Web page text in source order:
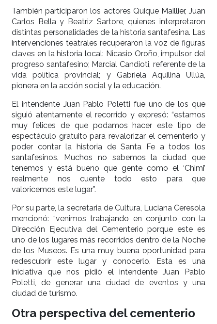
También participaron los actores Quique Maillier, Juan
Carlos Bella y Beatriz Sartore, quienes interpretaron
distintas personalidades de la historia santafesina. Las
intervenciones teatrales recuperaron la voz de figuras
claves en la historia local: Nicasio Oroño, impulsor del
progreso santafesino; Marcial Candioti, referente de la
vida política provincial; y Gabriela Aquilina Ullúa,
pionera en la acción social y la educación.
El intendente Juan Pablo Poletti fue uno de los que
siguió atentamente el recorrido y expresó: “estamos
muy felices de que podamos hacer este tipo de
espectáculo gratuito para revalorizar el cementerio y
poder contar la historia de Santa Fe a todos los
santafesinos. Muchos no sabemos la ciudad que
tenemos y está bueno que gente como el ‘Chimi’
realmente nos cuente todo esto para que
valoricemos este lugar”.
Por su parte, la secretaria de Cultura, Luciana Ceresola
mencionó: “venimos trabajando en conjunto con la
Dirección Ejecutiva del Cementerio porque este es
uno de los lugares más recorridos dentro de la Noche
de los Museos. Es una muy buena oportunidad para
redescubrir este lugar y conocerlo. Esta es una
iniciativa que nos pidió el intendente Juan Pablo
Poletti, de generar una ciudad de eventos y una
ciudad de turismo.
Otra perspectiva del cementerio